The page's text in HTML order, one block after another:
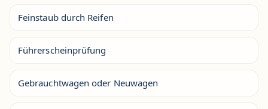
Feinstaub durch Reifen
Führerscheinprüfung
Gebrauchtwagen oder Neuwagen